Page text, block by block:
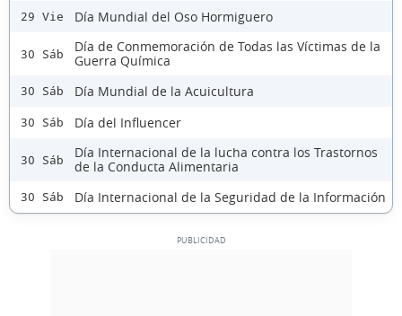
29 Vie Día Mundial del Oso Hormiguero
30 Sáb
Día de Conmemoración de Todas las Víctimas de la
Guerra Química
30 Sáb Día Mundial de la Acuicultura
30 Sáb Día del Influencer
30 Sáb
Día Internacional de la lucha contra los Trastornos
de la Conducta Alimentaria
30 Sáb Día Internacional de la Seguridad de la Información